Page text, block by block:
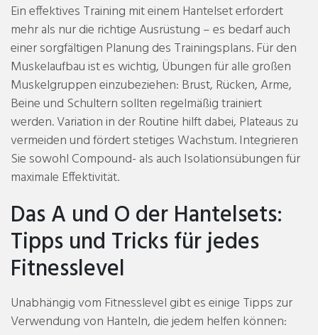
Ein effektives Training mit einem Hantelset erfordert
mehr als nur die richtige Ausrüstung – es bedarf auch
einer sorgfältigen Planung des Trainingsplans. Für den
Muskelaufbau ist es wichtig, Übungen für alle großen
Muskelgruppen einzubeziehen: Brust, Rücken, Arme,
Beine und Schultern sollten regelmäßig trainiert
werden. Variation in der Routine hilft dabei, Plateaus zu
vermeiden und fördert stetiges Wachstum. Integrieren
Sie sowohl Compound- als auch Isolationsübungen für
maximale Effektivität.
Das A und O der Hantelsets:
Tipps und Tricks für jedes
Fitnesslevel
Unabhängig vom Fitnesslevel gibt es einige Tipps zur
Verwendung von Hanteln, die jedem helfen können: